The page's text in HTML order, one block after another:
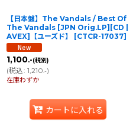
【日本盤】The Vandals / Best Of
The Vandals [JPN Orig.LP][CD |
AVEX]【ユーズド】
[CTCR-17037]
1,100.-(税別)
(税込: 1,210.-)
在庫わずか
カートに入れる